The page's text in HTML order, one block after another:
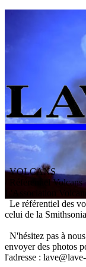
VOLCANS
/ Référentiel Volcans
ssociation V
Le référentiel des
celui de la
N'hésitez pas à
envoyer des photos
l'adresse :